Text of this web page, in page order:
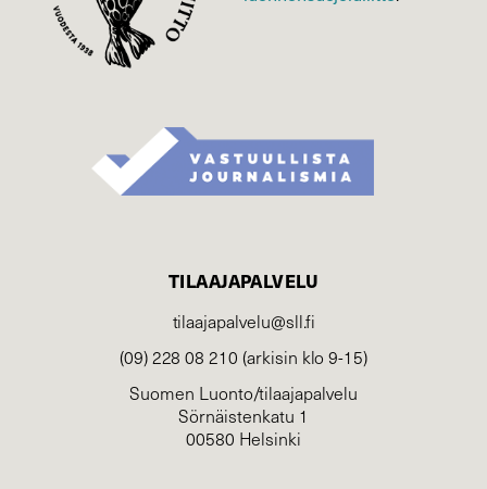
TILAAJAPALVELU
tilaajapalvelu@sll.fi
(09) 228 08 210 (arkisin klo 9-15)
Suomen Luonto/tilaajapalvelu
Sörnäistenkatu 1
00580 Helsinki